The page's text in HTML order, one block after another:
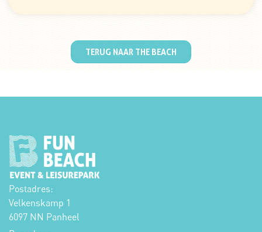
TERUG NAAR THE BEACH
Postadres:
Velkenskamp 1
6097 NN Panheel